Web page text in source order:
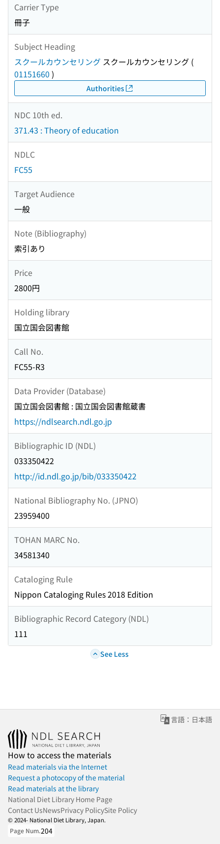
Carrier Type
冊子
Subject Heading
スクールカウンセリング スクールカウンセリング (
01151660 )
Authorities
NDC 10th ed.
371.43 : Theory of education
NDLC
FC55
Target Audience
一般
Note (Bibliography)
索引あり
Price
2800円
Holding library
国立国会図書館
Call No.
FC55-R3
Data Provider (Database)
国立国会図書館 : 国立国会図書館蔵書
https://ndlsearch.ndl.go.jp
Bibliographic ID (NDL)
033350422
http://id.ndl.go.jp/bib/033350422
National Bibliography No. (JPNO)
23959400
TOHAN MARC No.
34581340
Cataloging Rule
Nippon Cataloging Rules 2018 Edition
Bibliographic Record Category (NDL)
111
See Less
言語：日本語
How to access the materials
Read materials via the Internet
Request a photocopy of the material
Read materials at the library
National Diet Library Home Page
Contact UsNewsPrivacy PolicySite Policy
© 2024- National Diet Library, Japan.
Page Num.204